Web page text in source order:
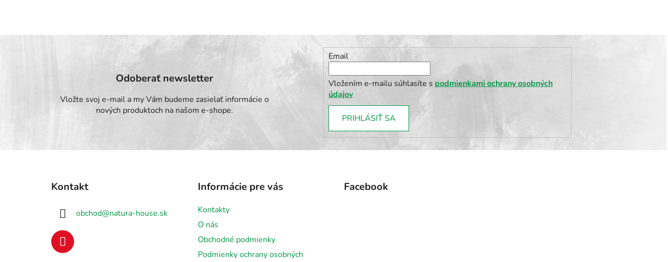
Odoberať newsletter
Vložte svoj e-mail a my Vám budeme zasielať informácie o
nových produktoch na našom e-shope.
Email
Vložením e-mailu súhlasíte s podmienkami ochrany osobných
údajov
PRIHLÁSIŤ SA
Kontakt
obchod@natura-house.sk
Informácie pre vás
Kontakty
O nás
Obchodné podmienky
Podmienky ochrany osobných
Facebook